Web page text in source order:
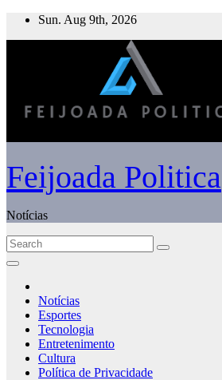
Skip
Sun. Aug 9th, 2026
Feijoada Politica
Notícias
Notícias
Esportes
Tecnologia
Entretenimento
Cultura
Política de Privacidade